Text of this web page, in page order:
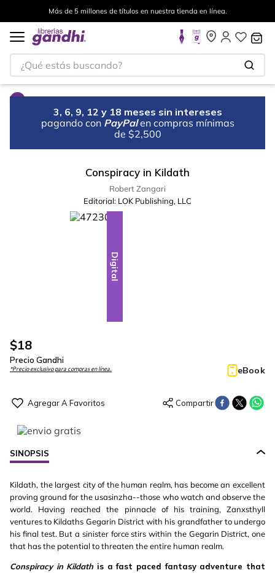
Más de 5 millones de títulos en nuestra tienda en línea.
¿Qué estás buscando?
3, 6, 9, 12 y 18 meses sin intereses
pagando con PayPal en compras mínimas
de $2,500
Conspiracy in Kildath
Robert Zangari
Editorial: LOK Publishing, LLC
Digital
$18
Precio Gandhi
*Precio exclusivo para compras en línea. eBook
SINOPSIS
Kildath, the largest city of the human realm, has become an excellent
proving ground for the usasinzha--those who watch and observe the
world. Having reached the pinnacle of his training, Zanxsthyll
ventures to Kildaths Gegarin District with his grandfather to undergo
his final test. But a sinister force stirs within the Gegarin District, one
that has the potential to threaten the entire human realm.
Conspiracy in Kildath is a fast paced fantasy adventure that